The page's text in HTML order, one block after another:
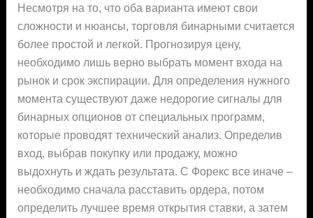
Несмотря на то, что оба варианта имеют свои
сложности и нюансы, торговля бинарными считается
более простой и легкой. Прогнозируя цену,
необходимо лишь верно выбрать момент входа на
рынок и срок экспирации. Для определения нужного
момента существуют даже недорогие сигналы для
бинарных опционов от специальных программ,
которые проводят технический анализ. Определив
вход, выбрав покупку или продажу, можно
выдохнуть и ждать результата. С Форекс все иначе –
необходимо сначала расставить ордера, потом
определить лучшее время открытия ставки, а затем